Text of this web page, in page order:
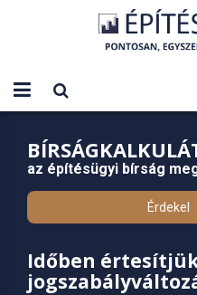
az építésügyi bírság
Érdekel
Időben